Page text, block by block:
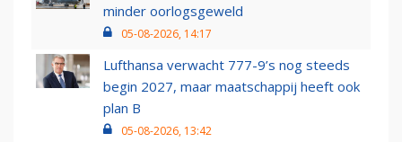
minder oorlogsgeweld
05-08-2026, 14:17
Lufthansa verwacht 777-9’s nog steeds
begin 2027, maar maatschappij heeft ook
plan B
05-08-2026, 13:42